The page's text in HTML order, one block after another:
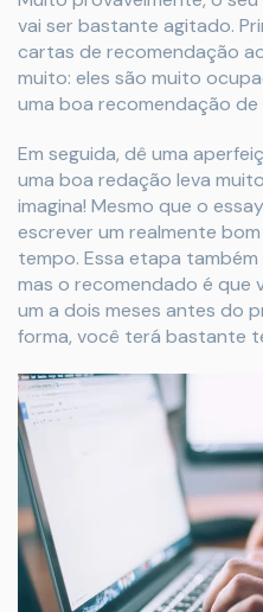
vai ser bastante agitado.
cartas de recomendação
muito: eles são muito
uma boa recomendação de
Em seguida, dê uma
uma boa redação leva
imagina! Mesmo que o
escrever um realmente
tempo. Essa etapa
mas o recomendado é que
um a dois meses antes do
forma, você terá bastante